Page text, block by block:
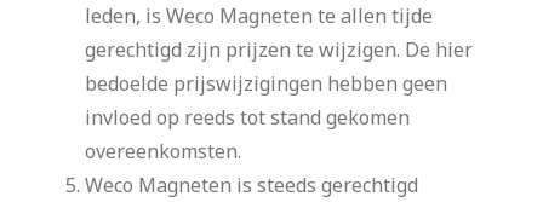
leden, is Weco Magneten te allen tijde
gerechtigd zijn prijzen te wijzigen. De hier
bedoelde prijswijzigingen hebben geen
invloed op reeds tot stand gekomen
overeenkomsten.
Weco Magneten is steeds gerechtigd